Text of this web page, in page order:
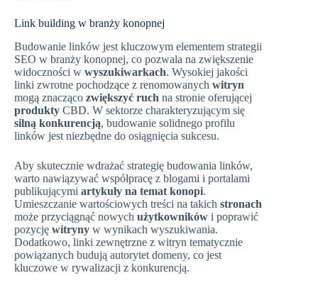
Link building w branży konopnej
Budowanie linków jest kluczowym elementem strategii
SEO w branży konopnej, co pozwala na zwiększenie
widoczności w wyszukiwarkach. Wysokiej jakości
linki zwrotne pochodzące z renomowanych witryn
mogą znacząco zwiększyć ruch na stronie oferującej
produkty CBD. W sektorze charakteryzującym się
silną konkurencją, budowanie solidnego profilu
linków jest niezbędne do osiągnięcia sukcesu.
Aby skutecznie wdrażać strategię budowania linków,
warto nawiązywać współpracę z blogami i portalami
publikującymi artykuły na temat konopi.
Umieszczanie wartościowych treści na takich stronach
może przyciągnąć nowych użytkowników i poprawić
pozycję witryny w wynikach wyszukiwania.
Dodatkowo, linki zewnętrzne z witryn tematycznie
powiązanych budują autorytet domeny, co jest
kluczowe w rywalizacji z konkurencją.